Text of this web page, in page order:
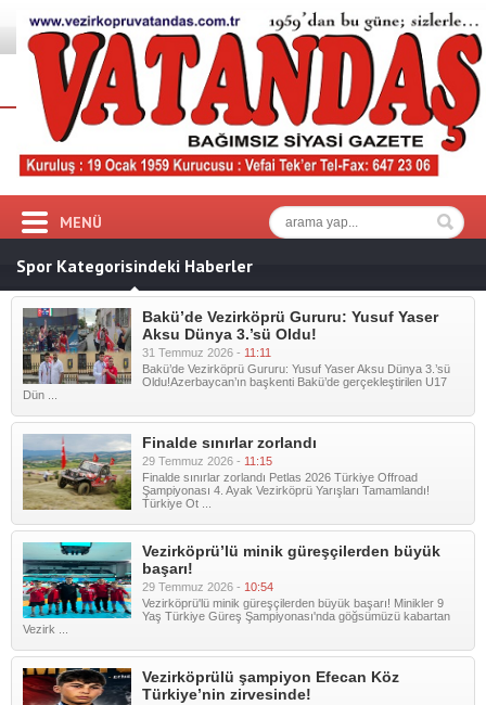
MENÜ
Spor Kategorisindeki Haberler
Bakü’de Vezirköprü Gururu: Yusuf Yaser
Aksu Dünya 3.’sü Oldu!
31 Temmuz 2026 - 11:11
Bakü’de Vezirköprü Gururu: Yusuf Yaser Aksu Dünya 3.’sü
Oldu! ​Azerbaycan’ın başkenti Bakü’de gerçekleştirilen U17
Dün ...
Finalde sınırlar zorlandı
29 Temmuz 2026 - 11:15
Finalde sınırlar zorlandı Petlas 2026 Türkiye Offroad
Şampiyonası 4. Ayak Vezirköprü Yarışları Tamamlandı!
Türkiye Ot ...
Vezirköprü’lü minik güreşçilerden büyük
başarı!
29 Temmuz 2026 - 10:54
Vezirköprü'lü minik güreşçilerden büyük başarı! Minikler 9
Yaş Türkiye Güreş Şampiyonası'nda göğsümüzü kabartan
Vezirk ...
Vezirköprülü şampiyon Efecan Köz
Türkiye’nin zirvesinde!